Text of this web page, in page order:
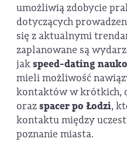
umożliwią zdobycie
dotyczących
się z aktualnymi
zaplanowane są
jakspeed-dating
mieli możliwość
kontaktów w krótkich,
orazspacer po Łodzi,
kontaktu między
poznanie miasta.